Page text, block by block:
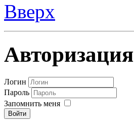
Вверх
Авторизация
Логин
Пароль
Запомнить меня
Войти